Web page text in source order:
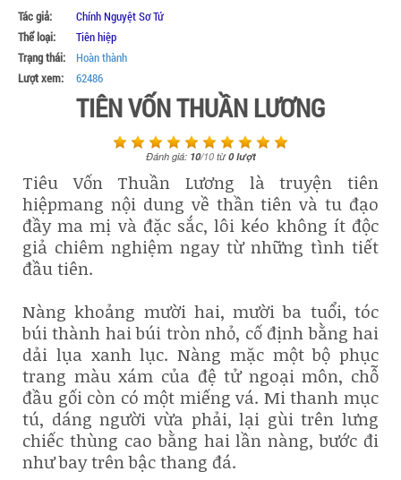
Tác giả:
Chính Nguyệt Sơ Tứ
Thể loại:
Tiên hiệp
Trạng thái:
Hoàn thành
Lượt xem:
62486
TIÊN VỐN THUẦN LƯƠNG
Đánh giá: 10/10từ0lượt
Tiêu Vốn Thuần Lương là truyện tiên
hiệpmang nội dung về thần tiên và tu đạo
đầy ma mị và đặc sắc, lôi kéo không ít độc
giả chiêm nghiệm ngay từ những tình tiết
đầu tiên.
Nàng khoảng mười hai, mười ba tuổi, tóc
búi thành hai búi tròn nhỏ, cố định bằng hai
dải lụa xanh lục. Nàng mặc một bộ phục
trang màu xám của đệ tử ngoại môn, chỗ
đầu gối còn có một miếng vá. Mi thanh mục
tú, dáng người vừa phải, lại gùi trên lưng
chiếc thùng cao bằng hai lần nàng, bước đi
như bay trên bậc thang đá.